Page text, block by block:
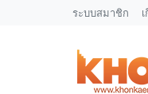
ระบบสมาชิก